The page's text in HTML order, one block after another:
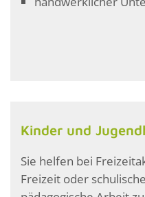
Kinder und
Sie helfen bei
Freizeit oder